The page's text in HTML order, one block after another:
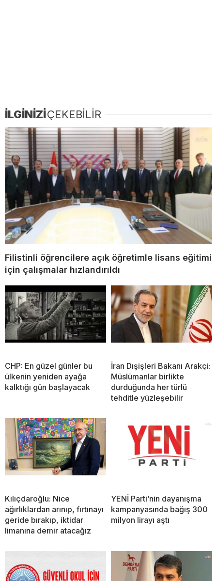
İLGİNİZİÇEKEBİLİR
Filistinli öğrencilere açık öğretimle lisans eğitimi
için çalışmalar hızlandırıldı
CHP: En güzel günler bu
ülkenin yeniden ayağa
kalktığı gün başlayacak
İran Dışişleri Bakanı Arakçi:
Müslümanlar birlikte
durduğunda her türlü
tehditle yüzleşebilir
Kılıçdaroğlu: Nice
ağırlıklardan arınıp, fırtınayı
geride bırakıp, iktidar
limanına demir atacağız
YENİ Parti’nin dayanışma
kampanyasında bağış 300
milyon lirayı aştı